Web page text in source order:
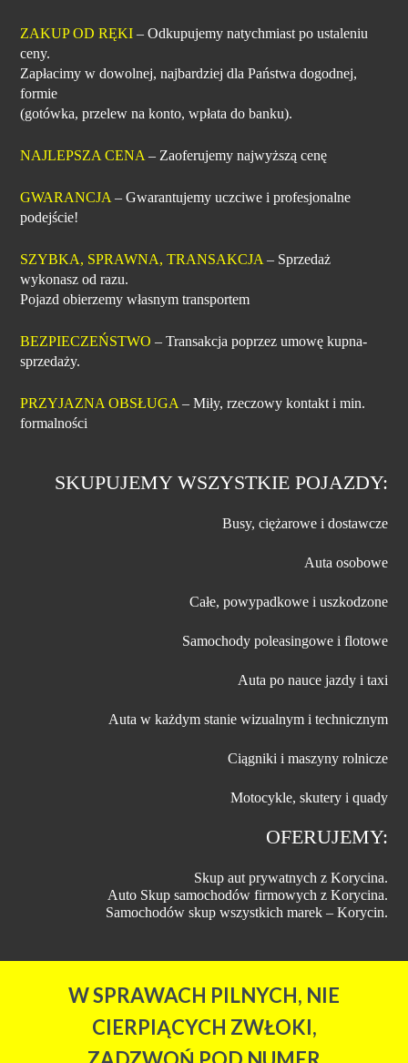
ZAKUP OD RĘKI – Odkupujemy natychmiast po ustaleniu
ceny.
Zapłacimy w dowolnej, najbardziej dla Państwa dogodnej,
formie
(gotówka, przelew na konto, wpłata do banku).
NAJLEPSZA CENA – Zaoferujemy najwyższą cenę
GWARANCJA – Gwarantujemy uczciwe i profesjonalne
podejście!
SZYBKA, SPRAWNA, TRANSAKCJA – Sprzedaż
wykonasz od razu.
Pojazd obierzemy własnym transportem
BEZPIECZEŃSTWO – Transakcja poprzez umowę kupna-
sprzedaży.
PRZYJAZNA OBSŁUGA – Miły, rzeczowy kontakt i min.
formalności
SKUPUJEMY WSZYSTKIE POJAZDY:
Busy, ciężarowe i dostawcze
Auta osobowe
Całe, powypadkowe i uszkodzone
Samochody poleasingowe i flotowe
Auta po nauce jazdy i taxi
Auta w każdym stanie wizualnym i technicznym
Ciągniki i maszyny rolnicze
Motocykle, skutery i quady
OFERUJEMY:
Skup aut prywatnych z Korycina.
Auto Skup samochodów firmowych z Korycina.
Samochodów skup wszystkich marek – Korycin.
W SPRAWACH PILNYCH, NIE
CIERPIĄCYCH ZWŁOKI,